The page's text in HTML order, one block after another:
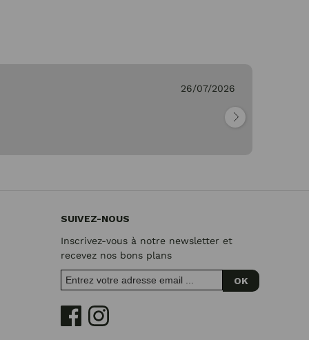
26/07/2026
SUIVEZ-NOUS
Inscrivez-vous à notre newsletter et
recevez nos bons plans
OK